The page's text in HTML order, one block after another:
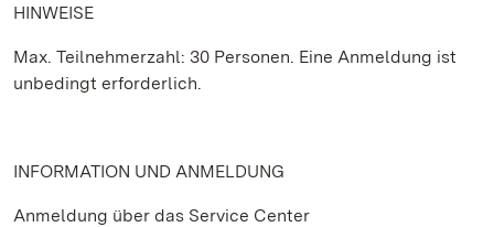
HINWEISE
Max. Teilnehmerzahl: 30 Personen. Eine Anmeldung ist
unbedingt erforderlich.
INFORMATION UND ANMELDUNG
Anmeldung über das Service Center